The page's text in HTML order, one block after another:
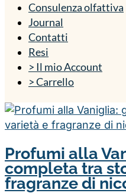
Consulenza olfattiva
Journal
Contatti
Resi
> Il mio Account
> Carrello
Profumi alla
completa tra
fragranze di